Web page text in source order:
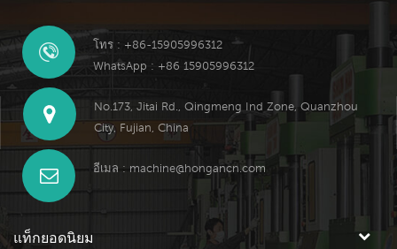
โทร : +86-15905996312
WhatsApp : +86 15905996312
No.173, Jitai Rd., Qingmeng Ind Zone, Quanzhou
City, Fujian, China
อีเมล : machine@hongancn.com
แท็กยอดนิยม